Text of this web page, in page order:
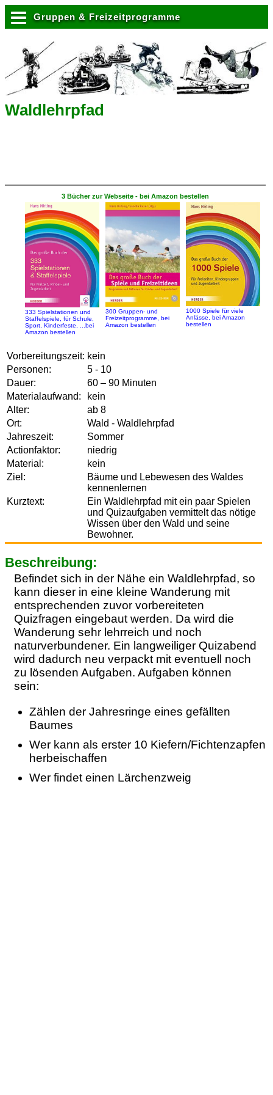
Gruppen & Freizeitprogramme
Waldlehrpfad
3 Bücher zur Webseite - bei Amazon bestellen
1000 Spiele für viele
Anlässe, bei Amazon
bestellen
300 Gruppen- und
Freizeitprogramme, bei
Amazon bestellen
333 Spielstationen und
Staffelspiele, für Schule,
Sport, Kinderfeste, ...bei
Amazon bestellen
Vorbereitungszeit: kein
Personen:
5 - 10
Dauer:
60 – 90 Minuten
Materialaufwand:
kein
Alter:
ab 8
Ort:
Wald - Waldlehrpfad
Jahreszeit:
Sommer
Actionfaktor:
niedrig
Material:
kein
Ziel:
Bäume und Lebewesen des Waldes
kennenlernen
Kurztext:
Ein Waldlehrpfad mit ein paar Spielen
und Quizaufgaben vermittelt das nötige
Wissen über den Wald und seine
Bewohner.
Beschreibung:
Befindet sich in der Nähe ein Waldlehrpfad, so
kann dieser in eine kleine Wanderung mit
entsprechenden zuvor vorbereiteten
Quizfragen eingebaut werden. Da wird die
Wanderung sehr lehrreich und noch
naturverbundener. Ein langweiliger Quizabend
wird dadurch neu verpackt mit eventuell noch
zu lösenden Aufgaben. Aufgaben können
sein:
Zählen der Jahresringe eines gefällten
Baumes
Wer kann als erster 10 Kiefern/Fichtenzapfen
herbeischaffen
Wer findet einen Lärchenzweig